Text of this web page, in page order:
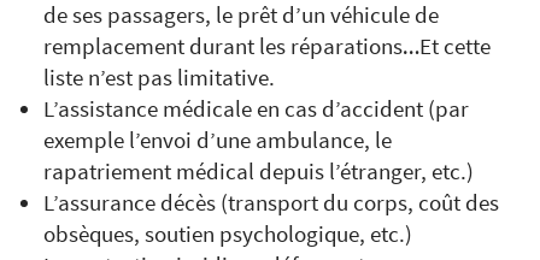
de ses passagers, le prêt d’un véhicule de
remplacement durant les réparations…Et cette
liste n’est pas limitative.
L’assistance médicale en cas d’accident (par
exemple l’envoi d’une ambulance, le
rapatriement médical depuis l’étranger, etc.)
L’assurance décès (transport du corps, coût des
obsèques, soutien psychologique, etc.)